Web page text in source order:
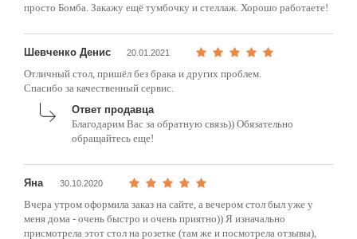
просто Бомба. Закажу ещё тумбочку и стеллаж. Хорошо работаете!
Шевченко Денис 20.01.2021
Отличный стол, пришёл без брака и других проблем.
Спасибо за качественный сервис.
Ответ продавца
Благодарим Вас за обратную связь)) Обязательно
обращайтесь еще!
Яна 30.10.2020
Вчера утром оформила заказ на сайте, а вечером стол был уже у
меня дома - очень быстро и очень приятно)) Я изначально
присмотрела этот стол на розетке (там же и посмотрела отзывы),